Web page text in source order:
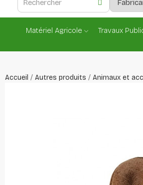
Matériel Agricole Travaux
Accueil Autres produits Animaux et